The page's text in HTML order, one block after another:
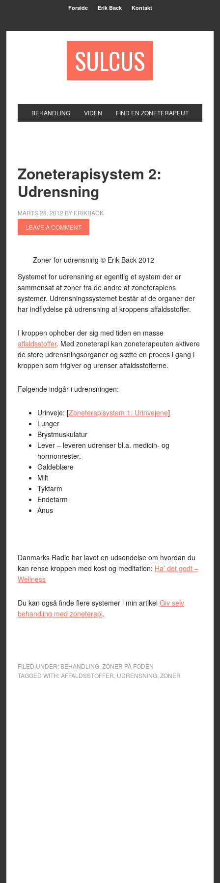
Forside Erik Back Kontakt
SULCUS
BEHANDLING VIDEN FIND EN ZONETERAPEUT
Zoneterapisystem 2:
Udrensning
MARTS 28, 2012 BY ERIKBACK
LEAVE A COMMENT
Zoner for udrensning © Erik Back 2012
Systemet for udrensning er egentlig et system der er
sammensat af zoner fra de andre af zoneterapiens
systemer. Udrensningssystemet består af de organer der
har indflydelse på udrensning af kroppens affaldsstoffer.
I kroppen ophober der sig med tiden en masse
affaldsstoffer. Med zoneterapi kan zoneterapeuten aktivere
de store udrensningsorganer og sætte en proces i gang i
kroppen som frigiver og urenser affaldsstofferne.
Følgende indgår i udrensningen:
Urinveje: [Zoneterapisystem 1: Urinvejene]
Lunger
Brystmuskulatur
Lever – leveren udrenser bl.a. medicin- og
hormonrester.
Galdeblære
Milt
Tyktarm
Endetarm
Anus
Danmarks Radio har lavet en udsendelse om hvordan du
kan rense kroppen med kost og meditation: Ha’ det godt –
Wellness
Du kan også finde flere systemer i min artikel Giv selv
behandling med zoneterapi.
FILED UNDER: BEHANDLING, ZONER PÅ FODEN
TAGGED WITH:AFFALDSSTOFFER UDRENSNING, ZONER